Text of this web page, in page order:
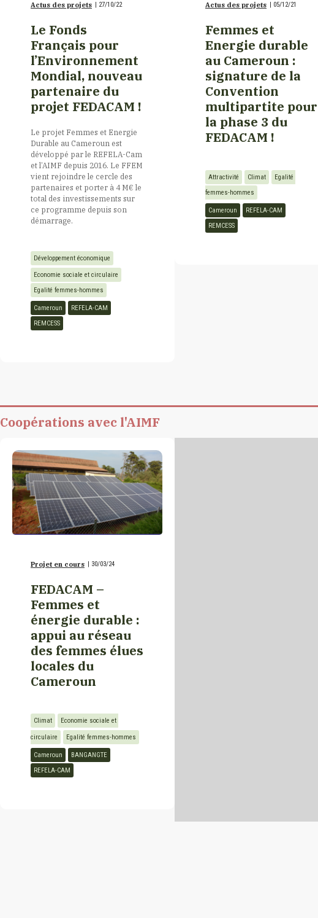
Haïti
Italie
Kurdistan
Laos
Liban
Libye
Luxembourg
Madagascar
Maroc
Mauritanie
Moldavie
Monaco
Monde
Niger
RDC
République de
Macédoine du Nord
Roumanie
Actus des projets 27/10/22
Le Fonds
Français pour
l’Environnement
Mondial, nouveau
partenaire du
projet FEDACAM !
Le projet Femmes et Energie
Durable au Cameroun est
développé par le REFELA-Cam
et l’AIMF depuis 2016. Le FFEM
vient rejoindre le cercle des
partenaires et porter à 4 M€ le
total des investissements sur
ce programme depuis son
démarrage.
Développement économique
Economie sociale et circulaire
Egalité femmes-hommes
Cameroun
REFELA-CAM
REMCESS
Actus des projets 05/12/21
Femmes et
Energie durable
au Cameroun :
signature de la
Convention
multipartite pour
la phase 3 du
FEDACAM !
Attractivité Climat
Egalité
femmes-hommes
Cameroun
REFELA-CAM
REMCESS
Coopérations avec l'AIMF
Projet en cours | 30/03/24
FEDACAM –
Femmes et
énergie durable :
appui au réseau
des femmes élues
locales du
Cameroun
Climat Economie sociale et
circulaire Egalité femmes-hommes
Cameroun
BANGANGTE
REFELA-CAM